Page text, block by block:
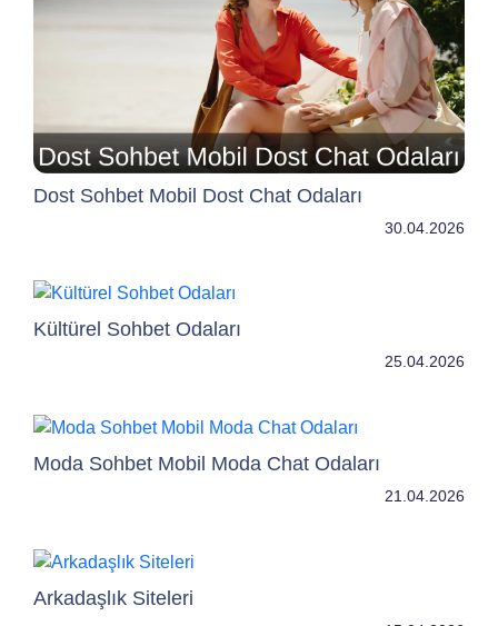
Dost Sohbet Mobil Dost Chat Odaları
30.04.2026
Kültürel Sohbet Odaları
25.04.2026
Moda Sohbet Mobil Moda Chat Odaları
21.04.2026
Arkadaşlık Siteleri